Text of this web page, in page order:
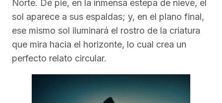
Norte. De pie, en la inmensa estepa de nieve, el
sol aparece a sus espaldas; y, en el plano final,
ese mismo sol iluminará el rostro de la criatura
que mira hacia el horizonte, lo cual crea un
perfecto relato circular.